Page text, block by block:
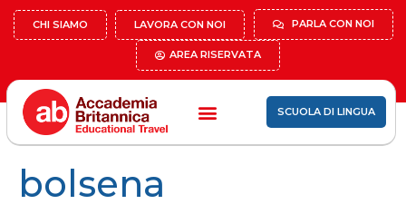
CHI SIAMO LAVORA CON NOI PARLA CON NOI
AREA RISERVATA
SCUOLA DI LINGUA
bolsena